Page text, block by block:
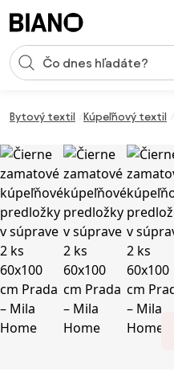
Vstup pre vyhľadávanie
Bytový textil Kúpeľňový textil